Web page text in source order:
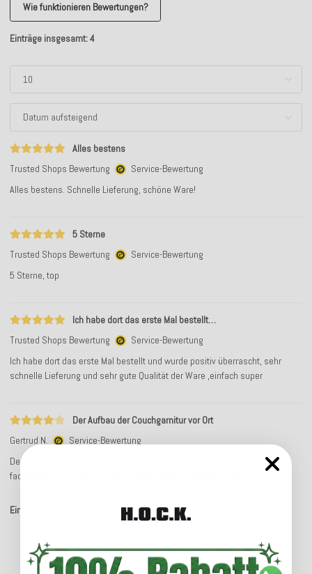
Wie funktionieren Bewertungen?
Einträge insgesamt: 4
Alles bestens
Trusted Shops Bewertung
Service-Bewertung
Alles bestens. Schnelle Lieferung, schöne Ware!
5 Sterne
Trusted Shops Bewertung
Service-Bewertung
5 Sterne, top
Ich habe dort das erste Mal bestellt…
Trusted Shops Bewertung
Service-Bewertung
Ich habe dort das erste Mal bestellt und wurde positiv überrascht, sehr
schnelle Lieferung und sehr gute Qualität der Ware ,einfach super
Der Aufbau der Couchgarnitur vor Ort
Gertrud N.
Service-Bewertung
Der Aufbau der Couchgarnitur vor Ort . Sehr professionell - extrem
fachkundig und sehr freundlich einfach hervoragende Arbeit .
Einträge insgesamt: 4